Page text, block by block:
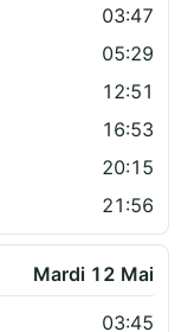
03:47
05:29
12:51
16:53
20:15
21:56
Mardi 12 Mai
03:45